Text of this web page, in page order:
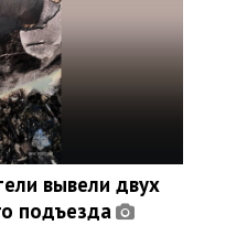
вывели двух
подъезда